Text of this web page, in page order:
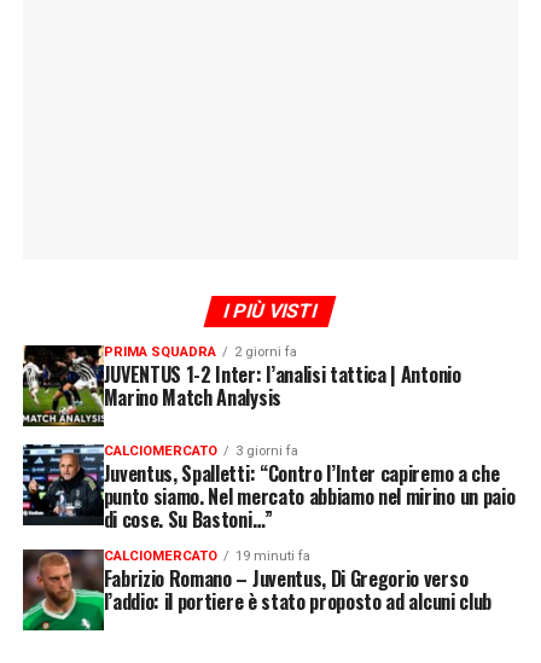
I PIÙ VISTI
PRIMA SQUADRA 2 giorni fa
JUVENTUS 1-2 Inter: l’analisi tattica | Antonio
Marino Match Analysis
CALCIOMERCATO 3 giorni fa
Juventus, Spalletti: “Contro l’Inter capiremo a che
punto siamo. Nel mercato abbiamo nel mirino un paio
di cose. Su Bastoni…”
CALCIOMERCATO 19 minuti fa
Fabrizio Romano – Juventus, Di Gregorio verso
l’addio: il portiere è stato proposto ad alcuni club